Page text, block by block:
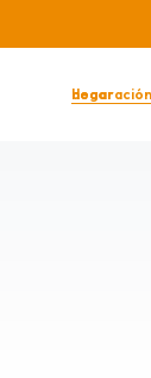
decoración del hogar